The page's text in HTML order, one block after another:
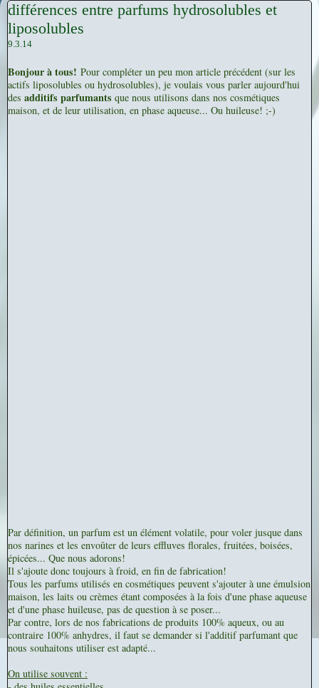
différences entre parfums hydrosolubles et
liposolubles
9.3.14
Bonjour à tous! Pour compléter un peu mon article précédent (sur les
actifs liposolubles ou hydrosolubles), je voulais vous parler aujourd'hui
des additifs parfumants que nous utilisons dans nos cosmétiques
maison, et de leur utilisation, en phase aqueuse... Ou huileuse! ;-)
Par définition, un parfum est un élément volatile, pour voler jusque dans
nos narines et les envoûter de leurs effluves florales, fruitées, boisées,
épicées... Que nous adorons!
Il s'ajoute donc toujours à froid, en fin de fabrication!
Tous les parfums utilisés en cosmétiques peuvent s'ajouter à une émulsion
maison, les laits ou crèmes étant composées à la fois d'une phase aqueuse
et d'une phase huileuse, pas de question à se poser...
Par contre, lors de nos fabrications de produits 100% aqueux, ou au
contraire 100% anhydres, il faut se demander si l'additif parfumant que
nous souhaitons utiliser est adapté...
On utilise souvent :